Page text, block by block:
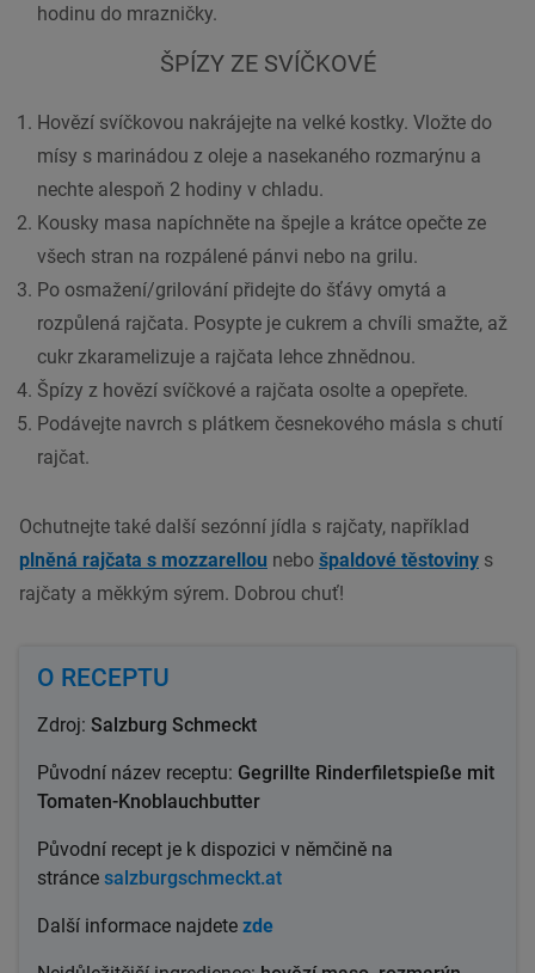
hodinu do mrazničky.
ŠPÍZY ZE SVÍČKOVÉ
Hovězí svíčkovou nakrájejte na velké kostky. Vložte do
mísy s marinádou z oleje a nasekaného rozmarýnu a
nechte alespoň 2 hodiny v chladu.
Kousky masa napíchněte na špejle a krátce opečte ze
všech stran na rozpálené pánvi nebo na grilu.
Po osmažení/grilování přidejte do šťávy omytá a
rozpůlená rajčata. Posypte je cukrem a chvíli smažte, až
cukr zkaramelizuje a rajčata lehce zhnědnou.
Špízy z hovězí svíčkové a rajčata osolte a opepřete.
Podávejte navrch s plátkem česnekového másla s chutí
rajčat.
Ochutnejte také další sezónní jídla s rajčaty, například
plněná rajčata s mozzarellou nebo špaldové těstoviny s
rajčaty a měkkým sýrem. Dobrou chuť!
O RECEPTU
Zdroj: Salzburg Schmeckt
Původní název receptu: Gegrillte Rinderfiletspieße mit
Tomaten-Knoblauchbutter
Původní recept je k dispozici v němčině na
stránce salzburgschmeckt.at
Další informace najdete zde